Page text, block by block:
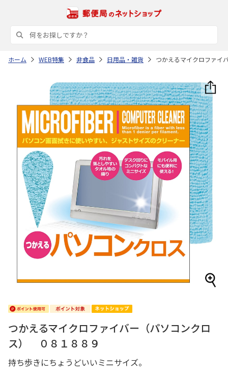
ホーム WEB特集 非食品 日用品・雑貨 つかえるマイクロファイ
つかえるマイクロファイバー（パソコンクロ
ス） ０８１８８９
持ち歩きにちょうどいいミニサイズ。